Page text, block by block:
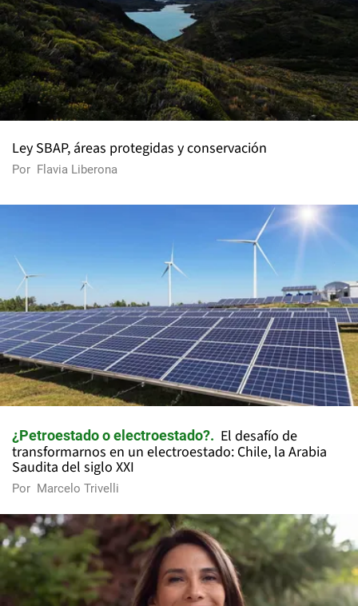
Ley SBAP, áreas protegidas y conservación
Por Flavia Liberona
¿Petroestado o electroestado?
El desafío de
transformarnos en un electroestado: Chile, la Arabia
Saudita del siglo XXI
Por Marcelo Trivelli